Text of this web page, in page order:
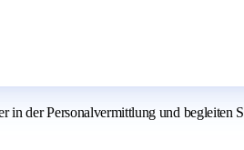
der Personalvermittlung und begleiten